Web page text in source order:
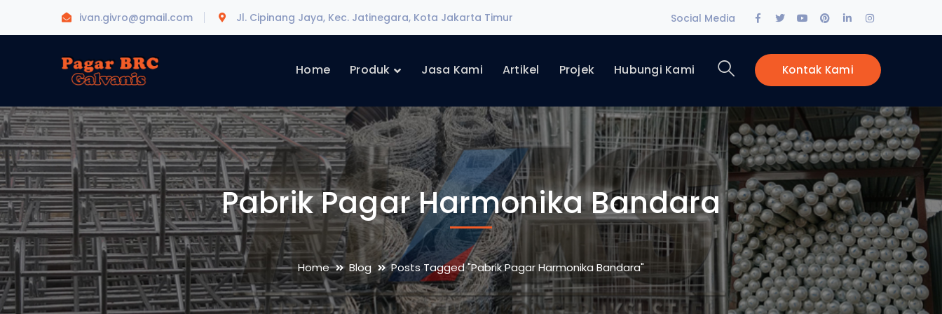
ivan.givro@gmail.com Jl. Cipinang Jaya, Kec. Jatinegara, Kota Jakarta Timur Social Media
Facebook
Profile
Twitter
Profile
Youtube
Profile
Pinterest
Profile
LinkedIn
Profile
Instagram
Profile
Kontak Kami
Home Produk Jasa Kami Artikel Projek Hubungi Kami
Pabrik Pagar Harmonika Bandara
Home Blog Posts Tagged "Pabrik Pagar Harmonika Bandara"